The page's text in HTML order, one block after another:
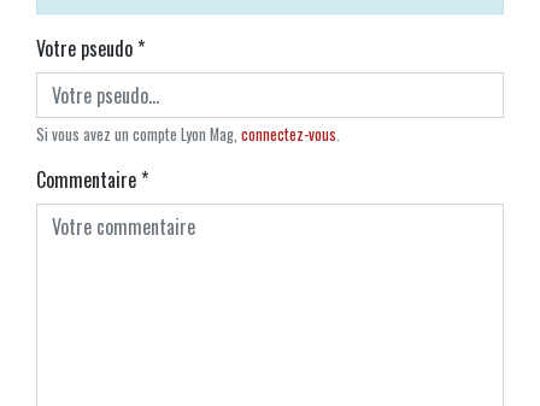
Votre pseudo*
Si vous avez un compte Lyon Mag, connectez-vous.
Commentaire*